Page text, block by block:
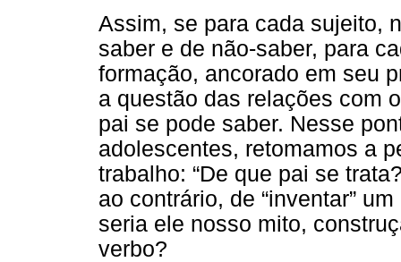
Assim, se para cada sujeito,
saber e de não-saber, para
formação, ancorado em seu
a questão das relações com
pai se pode saber. Nesse
adolescentes, retomamos a
trabalho: “De que pai se
ao contrário, de “inventar”
seria ele nosso mito,
verbo?